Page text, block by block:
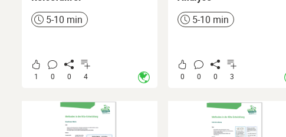
Zeit5-10 min
1 0 0 4
Zeit5-10 min
0 0 0 3